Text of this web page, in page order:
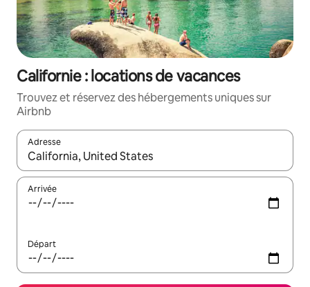
Californie : locations de vacances
Trouvez et réservez des hébergements uniques sur
Airbnb
Adresse
Lorsque les résultats s'affichent, utilisez les flèches vers le
Arrivée
Départ